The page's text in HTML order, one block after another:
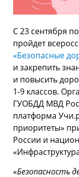
С 23 сентября
пройдет
«Безопасные
и закрепить
и повысить
1-9 классов.
ГУОБДД МВД
платформа
приоритеты»
России и
«Безопасность